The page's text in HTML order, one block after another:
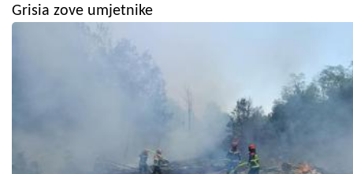
Grisia zove umjetnike